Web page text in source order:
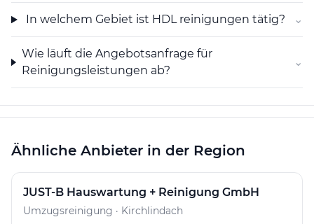
In welchem Gebiet ist HDL reinigungen tätig? ⌄
Wie läuft die Angebotsanfrage für
Reinigungsleistungen ab?
⌄
Ähnliche Anbieter in der Region
JUST-B Hauswartung + Reinigung GmbH
Umzugsreinigung · Kirchlindach